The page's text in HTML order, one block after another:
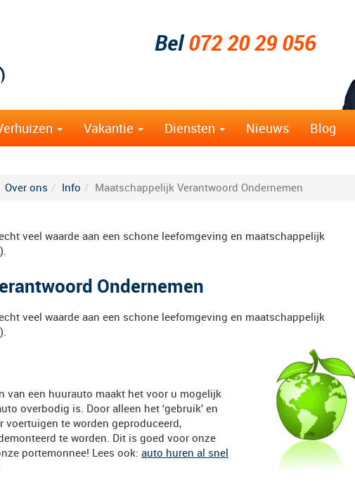
Bel072 20 29 056
Vakantie Diensten Nieuws Blog
Over ons Info Maatschappelijk Verantwoord Ondernemen
veel waarde aan een schone leefomgeving en maatschappelijk
Ondernemen
veel waarde aan een schone leefomgeving en maatschappelijk
van een huurauto maakt het voor u mogelijk
overbodig is. Door alleen het ‘gebruik’ en
voertuigen te worden geproduceerd,
te worden. Dit is goed voor onze
portemonnee! Lees ook: auto huren al snel